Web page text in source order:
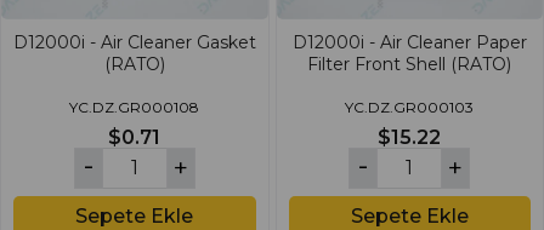
D12000i - Air Cleaner Gasket
(RATO)
YC.DZ.GR000108
$0.71
Sepete Ekle
D12000i - Air Cleaner Paper
Filter Front Shell (RATO)
YC.DZ.GR000103
$15.22
Sepete Ekle